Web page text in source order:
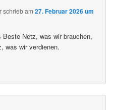
schriebam27. Februar 2026 um
Beste Netz, was wir brauchen,
was wir verdienen.